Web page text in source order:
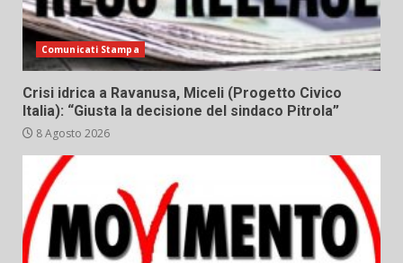
Comunicati Stampa
Crisi idrica a Ravanusa, Miceli (Progetto Civico
Italia): “Giusta la decisione del sindaco Pitrola”
8 Agosto 2026